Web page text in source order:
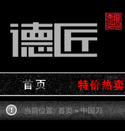
当前位置: 首页» 中国刀